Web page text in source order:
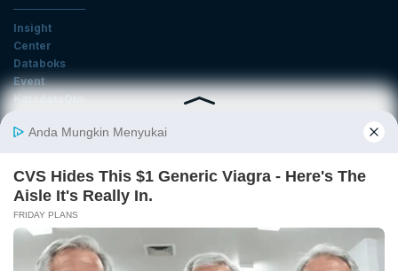
Insight
Center
Databoks
Event
KatadataOto
Email
Daftar